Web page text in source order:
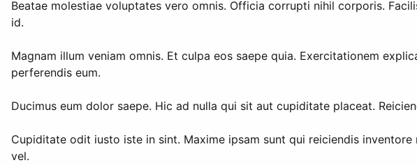
Beatae molestiae voluptates vero omnis. Officia corrupti nihil corporis.
id.
Magnam illum veniam omnis. Et culpa eos saepe quia. Exercitationem
perferendis eum.
Ducimus eum dolor saepe. Hic ad nulla qui sit aut cupiditate placeat.
Cupiditate odit iusto iste in sint. Maxime ipsam sunt qui reiciendis
vel.